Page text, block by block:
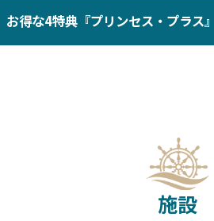
お得な4特典『プリンセス・プラス』
施設